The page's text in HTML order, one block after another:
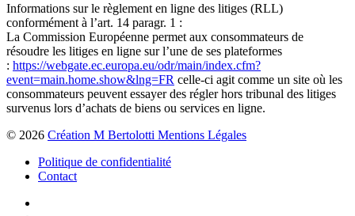
Informations sur le règlement en ligne des litiges (RLL)
conformément à l’art. 14 paragr. 1 :
La Commission Européenne permet aux consommateurs de
résoudre les litiges en ligne sur l’une de ses plateformes
: https://webgate.ec.europa.eu/odr/main/index.cfm?
event=main.home.show&lng=FR celle-ci agit comme un site où les
consommateurs peuvent essayer des régler hors tribunal des litiges
survenus lors d’achats de biens ou services en ligne.
© 2026 Création M Bertolotti Mentions Légales
Politique de confidentialité
Contact